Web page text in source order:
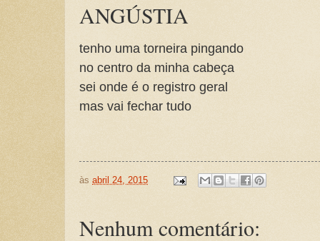
ANGÚSTIA
tenho uma torneira pingando
no centro da minha cabeça
sei onde é o registro geral
mas vai fechar tudo
às abril 24, 2015
Nenhum comentário: